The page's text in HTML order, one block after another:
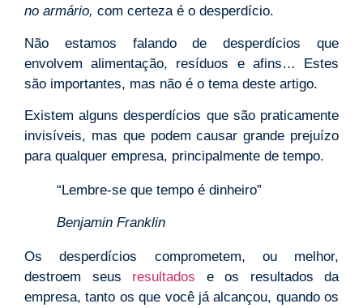
no armário, com certeza é o desperdício.
Não estamos falando de desperdícios que
envolvem alimentação, resíduos e afins… Estes
são importantes, mas não é o tema deste artigo.
Existem alguns desperdícios que são praticamente
invisíveis, mas que podem causar grande prejuízo
para qualquer empresa, principalmente de tempo.
“Lembre-se que tempo é dinheiro”
Benjamin Franklin
Os desperdícios comprometem, ou melhor,
destroem seus resultados e os resultados da
empresa, tanto os que você já alcançou, quando os